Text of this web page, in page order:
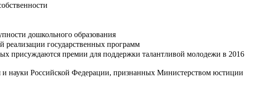
дошкольного образования
реализации государственных программ
присуждаются премии для поддержки талантливой молодежи в 2016
науки Российской Федерации, признанных Министерством юстиции